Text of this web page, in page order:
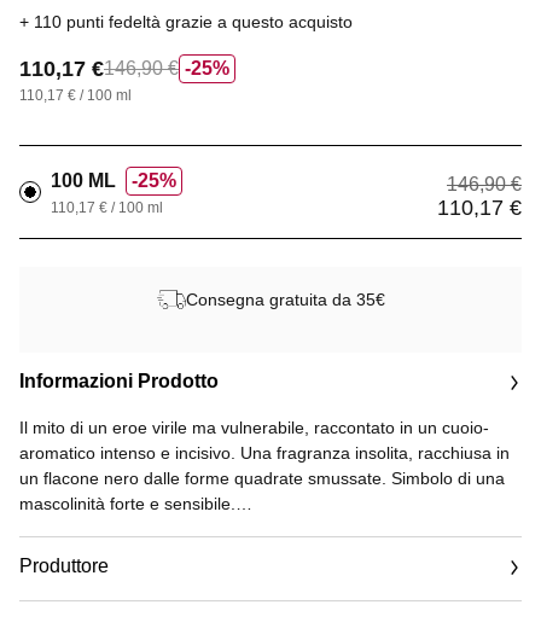
110 punti fedeltà grazie a questo acquisto
25%
110,17 €146,90 €
110,17 € / 100 ml
100 ML 25% 146,90 €
110,17 €
110,17 € / 100 ml
Consegna gratuita da 35€
Informazioni Prodotto
Il mito di un eroe virile ma vulnerabile, raccontato in un cuoio-
aromatico intenso e incisivo. Una fragranza insolita, racchiusa in
un flacone nero dalle forme quadrate smussate. Simbolo di una
mascolinità forte e sensibile.
L'Eau de Toilette offre una profumazione generosa e si vaporizza
completa di prodotti per la rasatura e il corpo intensifica la
Produttore